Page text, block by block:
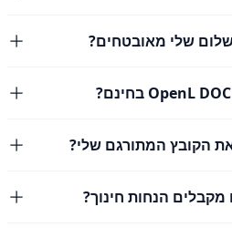
שלי מאובטחים?
הקובץ המתורגם שלי?
הנחות חינוך?